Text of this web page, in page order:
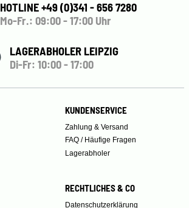
HOTLINE +49 (0)341 - 656 7280
Mo-Fr.: 09:00 - 17:00 Uhr
LAGERABHOLER LEIPZIG
Di-Fr: 10:00 - 17:00
KUNDENSERVICE
Zahlung & Versand
FAQ / Häufige Fragen
Lagerabholer
RECHTLICHES & CO
Datenschutzerklärung